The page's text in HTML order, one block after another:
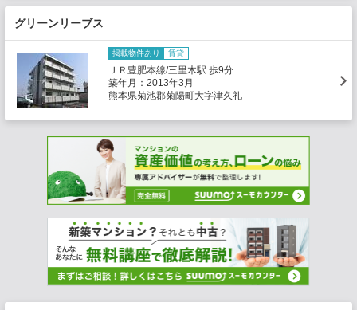
グリーンリーブス
掲載物件あり 賃貸
ＪＲ豊肥本線/三里木駅 歩9分
築年月：2013年3月
熊本県菊池郡菊陽町大字津久礼